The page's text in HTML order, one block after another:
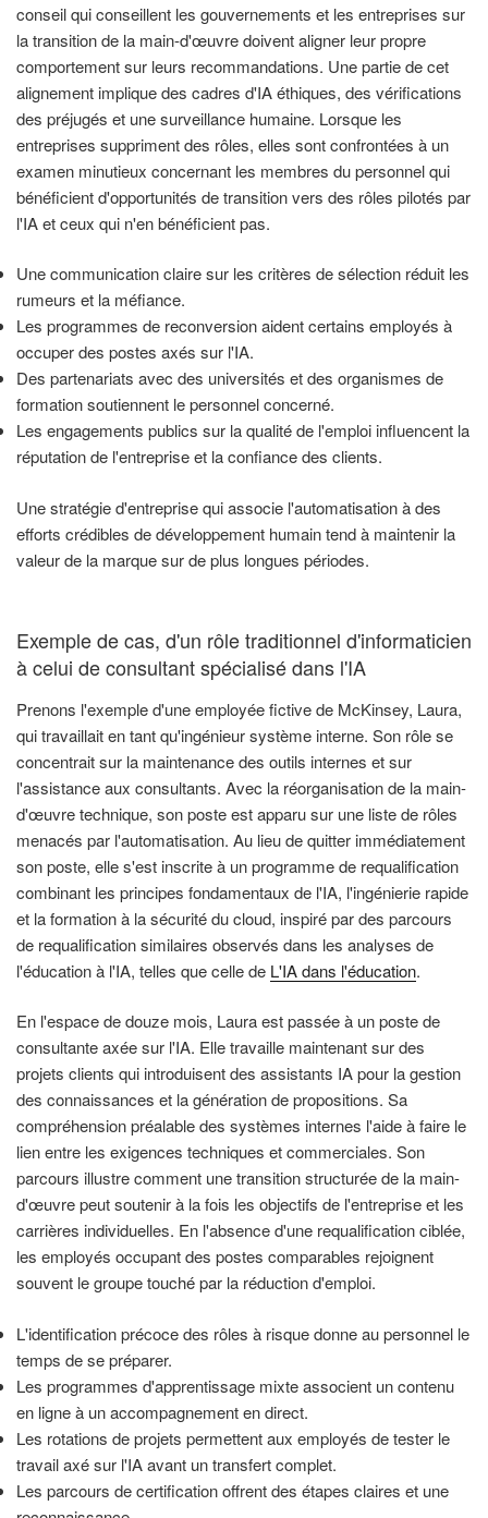
conseil qui conseillent les gouvernements et les entreprises sur
la transition de la main-d'œuvre doivent aligner leur propre
comportement sur leurs recommandations. Une partie de cet
alignement implique des cadres d'IA éthiques, des vérifications
des préjugés et une surveillance humaine. Lorsque les
entreprises suppriment des rôles, elles sont confrontées à un
examen minutieux concernant les membres du personnel qui
bénéficient d'opportunités de transition vers des rôles pilotés par
l'IA et ceux qui n'en bénéficient pas.
Une communication claire sur les critères de sélection réduit les
rumeurs et la méfiance.
Les programmes de reconversion aident certains employés à
occuper des postes axés sur l'IA.
Des partenariats avec des universités et des organismes de
formation soutiennent le personnel concerné.
Les engagements publics sur la qualité de l'emploi influencent la
réputation de l'entreprise et la confiance des clients.
Une stratégie d'entreprise qui associe l'automatisation à des
efforts crédibles de développement humain tend à maintenir la
valeur de la marque sur de plus longues périodes.
Exemple de cas, d'un rôle traditionnel d'informaticien
à celui de consultant spécialisé dans l'IA
Prenons l'exemple d'une employée fictive de McKinsey, Laura,
qui travaillait en tant qu'ingénieur système interne. Son rôle se
concentrait sur la maintenance des outils internes et sur
l'assistance aux consultants. Avec la réorganisation de la main-
d'œuvre technique, son poste est apparu sur une liste de rôles
menacés par l'automatisation. Au lieu de quitter immédiatement
son poste, elle s'est inscrite à un programme de requalification
combinant les principes fondamentaux de l'IA, l'ingénierie rapide
et la formation à la sécurité du cloud, inspiré par des parcours
de requalification similaires observés dans les analyses de
l'éducation à l'IA, telles que celle de L'IA dans l'éducation.
En l'espace de douze mois, Laura est passée à un poste de
consultante axée sur l'IA. Elle travaille maintenant sur des
projets clients qui introduisent des assistants IA pour la gestion
des connaissances et la génération de propositions. Sa
compréhension préalable des systèmes internes l'aide à faire le
lien entre les exigences techniques et commerciales. Son
parcours illustre comment une transition structurée de la main-
d'œuvre peut soutenir à la fois les objectifs de l'entreprise et les
carrières individuelles. En l'absence d'une requalification ciblée,
les employés occupant des postes comparables rejoignent
souvent le groupe touché par la réduction d'emploi.
L'identification précoce des rôles à risque donne au personnel le
temps de se préparer.
Les programmes d'apprentissage mixte associent un contenu
en ligne à un accompagnement en direct.
Les rotations de projets permettent aux employés de tester le
travail axé sur l'IA avant un transfert complet.
Les parcours de certification offrent des étapes claires et une